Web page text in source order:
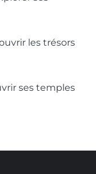
les trésors
ses temples